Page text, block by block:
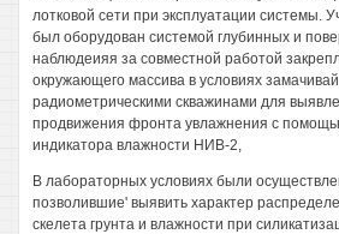
лотковой сети при эксплуатации системы.
был оборудован системой глубинных и
наблюдеияя за совместной работой
окружающего массива в условиях
радиометрическими скважинами для
продвижения фронта увлажнения с
индикатора влажности НИВ-2,
В лабораторных условиях были
позволившие' выявить характер
скелета грунта и влажности при